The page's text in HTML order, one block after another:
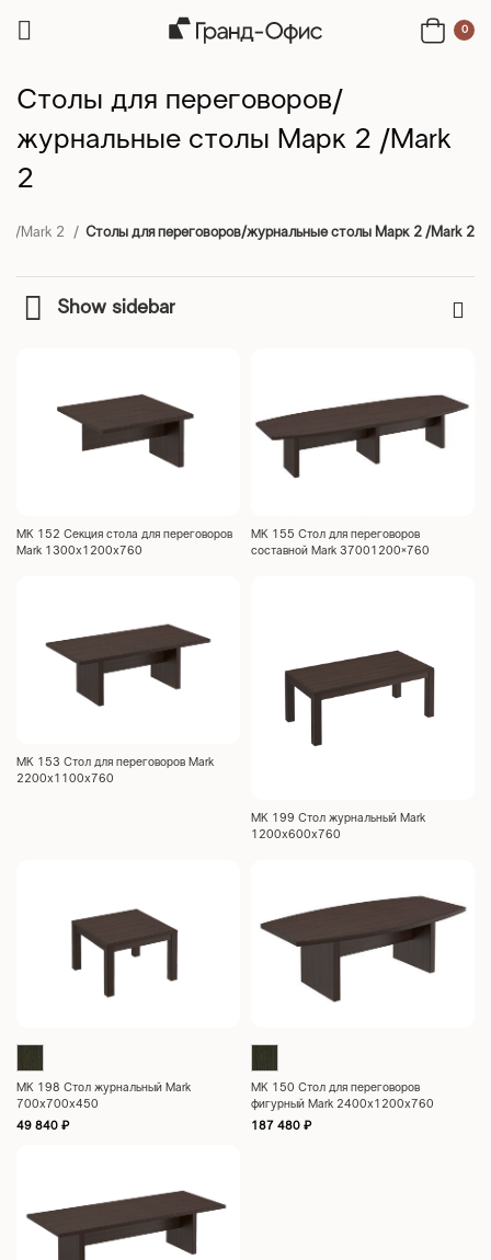
0
Столы для переговоров/
журнальные столы Марк 2 /Mark
2
2/Mark 2 Столы для переговоров/журнальные столы Марк 2 /Mark 2
Show sidebar
МК 152 Секция стола для переговоров
Mark 1300x1200x760
МК 155 Стол для переговоров
составной Mark 37001200×760
МК 153 Стол для переговоров Mark
2200x1100x760
МК 199 Стол журнальный Mark
1200x600x760
МК 198 Стол журнальный Mark
700x700x450
49 840 ₽
МК 150 Стол для переговоров
фигурный Mark 2400x1200x760
187 480 ₽